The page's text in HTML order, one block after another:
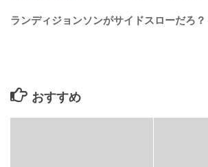
ランディジョンソンがサイドスローだろ？
おすすめ